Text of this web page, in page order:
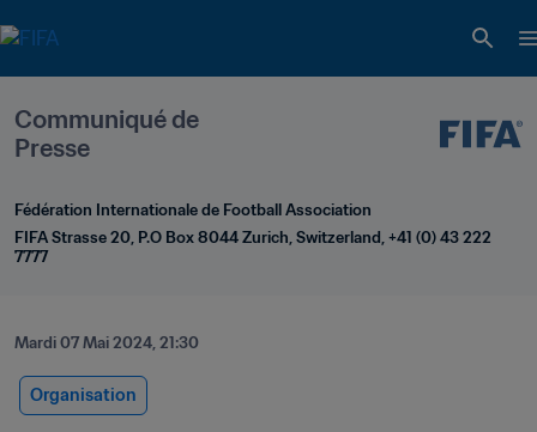
Communiqué de
Presse
Fédération Internationale de Football Association
FIFA Strasse 20, P.O Box 8044 Zurich, Switzerland, +41 (0) 43 222
7777
Mardi 07 Mai 2024, 21:30
Organisation